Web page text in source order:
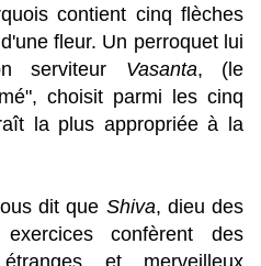
contient cinq flèches
fleur. Un perroquet lui
serviteur Vasanta, (le
choisit parmi les cinq
la plus appropriée à la
dit que Shiva, dieu des
confèrent des